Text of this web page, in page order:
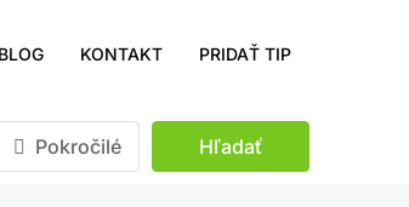
BLOG KONTAKT PRIDAŤ TIP
Pokročilé Hľadať